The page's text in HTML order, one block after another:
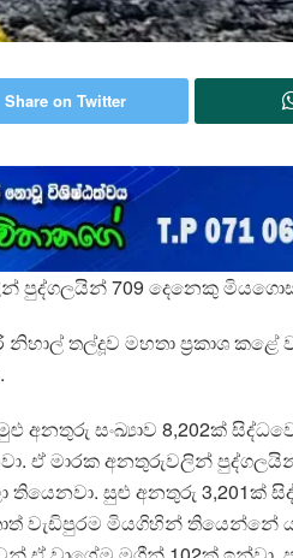
Share on Twitter
පුද්ගලයින් 709 දෙනෙකු
තල්දූව මහතා ප්‍රකාශ කළේ
අනතුරු සංඛ්‍යාව 8,202ක්
ඒ මාරක අනතුරුවලින්
සුළු අනතුරු 3,201ක්
වැඩිපුරම මියගිහින් තියෙන්නේ